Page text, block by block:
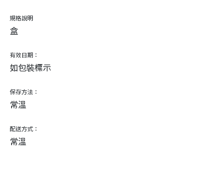
規格說明
盒
有效日期：
如包裝標示
保存方法：
常溫
配送方式：
常溫